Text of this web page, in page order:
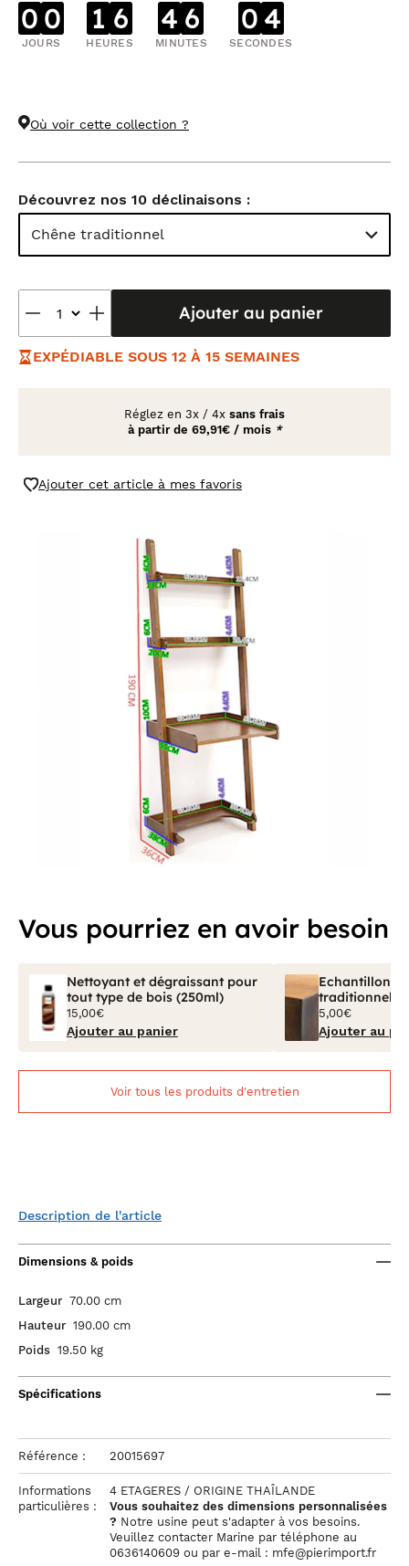
0 0
JOURS
1 6
HEURES
4 6
MINUTES
0 3
SECONDES
Où voir cette collection ?
Découvrez nos 10 déclinaisons :
Chêne traditionnel
Ajouter au panier
EXPÉDIABLE SOUS 12 À 15 SEMAINES
Réglez en 3x / 4x sans frais
à partir de 69,91€ / mois *
Ajouter cet article à mes favoris
Vous pourriez en avoir besoin
Nettoyant et dégraissant pour
tout type de bois (250ml)
15,00€
Ajouter au panier
Echantillon
traditionnel
5,00€
Ajouter au
Voir tous les produits d'entretien
Description de l'article
Dimensions & poids
Largeur 70.00 cm
Hauteur 190.00 cm
Poids 19.50 kg
Spécifications
Référence : 20015697
Informations
particulières :
4 ETAGERES / ORIGINE THAÎLANDE
Vous souhaitez des dimensions personnalisées
? Notre usine peut s'adapter à vos besoins.
Veuillez contacter Marine par téléphone au
0636140609 ou par e-mail : mfe@pierimport.fr